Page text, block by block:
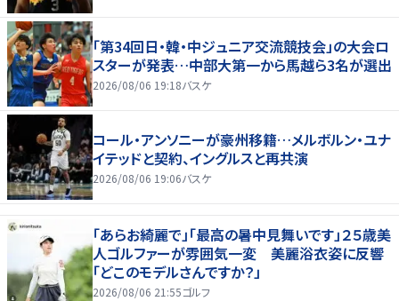
「第34回日・韓・中ジュニア交流競技会」の大会ロ
スターが発表…中部大第一から馬越ら3名が選出
2026/08/06 19:18バスケ
コール・アンソニーが豪州移籍…メルボルン・ユナ
イテッドと契約、イングルスと再共演
2026/08/06 19:06バスケ
「あらお綺麗で」「最高の暑中見舞いです」２５歳美
人ゴルファーが雰囲気一変 美麗浴衣姿に反響
「どこのモデルさんですか？」
2026/08/06 21:55ゴルフ